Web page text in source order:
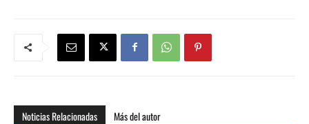
Noticias Relacionadas Más del autor